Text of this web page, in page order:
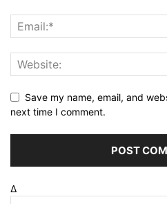
Save my name, email, and
next time I comment.
Δ